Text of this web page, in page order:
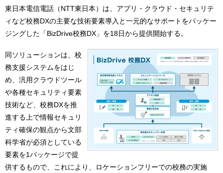
東日本電信電話（NTT東日本）は、アプリ・クラウド・セキュリテ
ィなど校務DXの主要な技術要素導入と一元的なサポートをパッケー
ジングした「BizDrive校務DX」を18日から提供開始する。
同ソリューションは、校
務支援システムをはじ
め、汎用クラウドツール
や各種セキュリティ要素
技術など、校務DXを推
進する上で情報セキュリ
ティ確保の観点から文部
科学省が必須としている
要素を1パッケージで提
供するもので、これにより、ロケーションフリーでの校務の実施